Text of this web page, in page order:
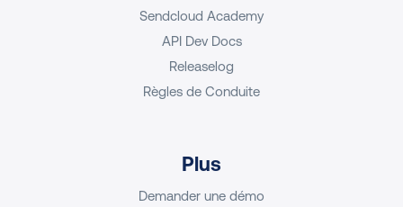
Sendcloud Academy
API Dev Docs
Releaselog
Règles de Conduite
Plus
Demander une démo